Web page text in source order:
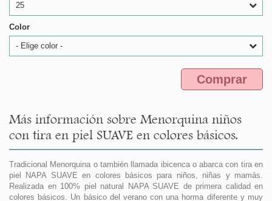
25
Color
- Elige color -
Comprar
Más información sobre Menorquina niños
con tira en piel SUAVE en colores básicos.
Tradicional Menorquina o también llamada ibicenca o abarca con tira en
piel NAPA SUAVE en colores básicos para niños, niñas y mamás.
Realizada en 100% piel natural NAPA SUAVE de primera calidad en
colores básicos. Un básico del verano con una horma diferente y muy